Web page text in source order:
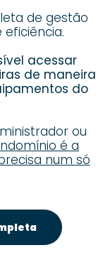
de gestão
acessar
de maneira
do
ou
é a
num só